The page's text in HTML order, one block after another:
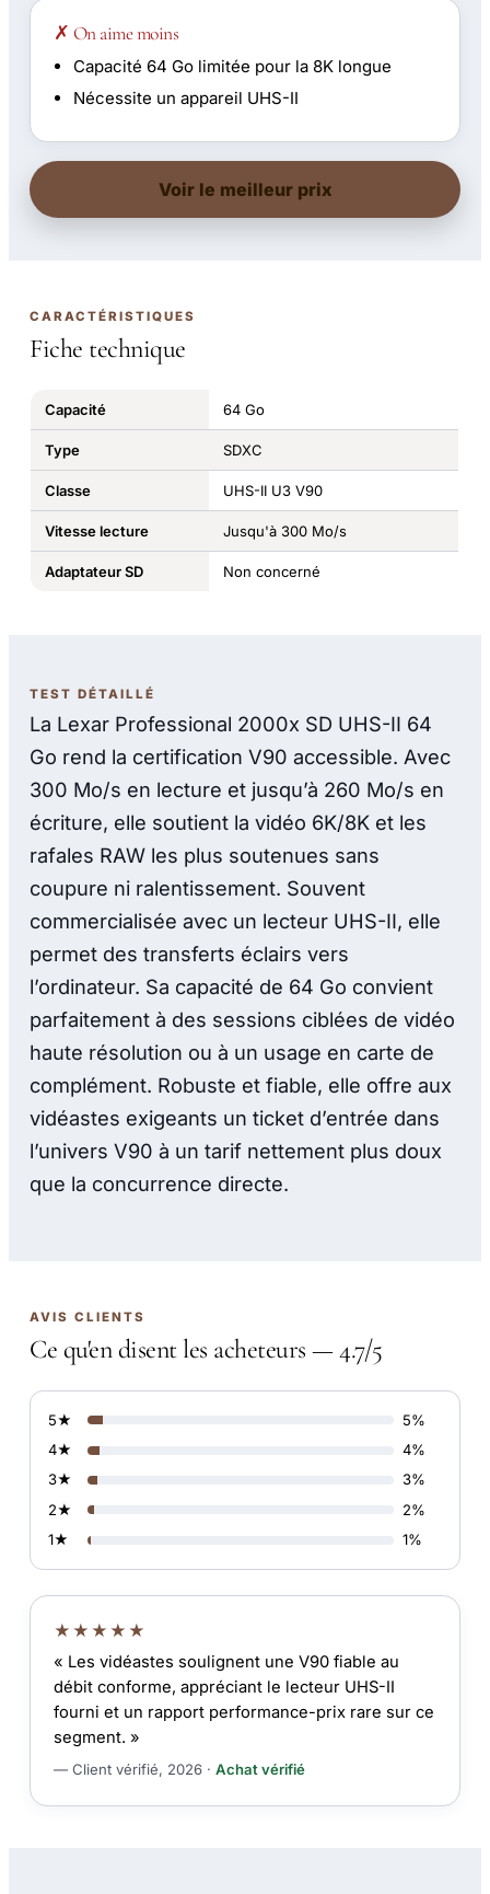
✗ On aime moins
Capacité 64 Go limitée pour la 8K longue
Nécessite un appareil UHS-II
Voir le meilleur prix
CARACTÉRISTIQUES
Fiche technique
Capacité 64 Go
Type SDXC
Classe UHS-II U3 V90
Vitesse lecture Jusqu'à 300 Mo/s
Adaptateur SD Non concerné
TEST DÉTAILLÉ
La Lexar Professional 2000x SD UHS-II 64
Go rend la certification V90 accessible. Avec
300 Mo/s en lecture et jusqu’à 260 Mo/s en
écriture, elle soutient la vidéo 6K/8K et les
rafales RAW les plus soutenues sans
coupure ni ralentissement. Souvent
commercialisée avec un lecteur UHS-II, elle
permet des transferts éclairs vers
l’ordinateur. Sa capacité de 64 Go convient
parfaitement à des sessions ciblées de vidéo
haute résolution ou à un usage en carte de
complément. Robuste et fiable, elle offre aux
vidéastes exigeants un ticket d’entrée dans
l’univers V90 à un tarif nettement plus doux
que la concurrence directe.
AVIS CLIENTS
Ce qu'en disent les acheteurs — 4.7/5
5★
5%
4★
4%
3★
3%
2★
2%
1★
1%
★★★★★
« Les vidéastes soulignent une V90 fiable au
débit conforme, appréciant le lecteur UHS-II
fourni et un rapport performance-prix rare sur ce
segment. »
— Client vérifié, 2026 · Achat vérifié